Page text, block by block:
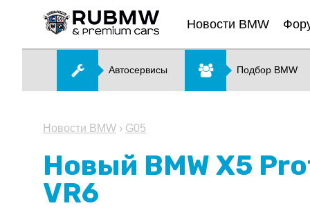
Новости BMW
Автосервисы Подбор BMW
Новости BMW › G05
Новый BMW X5
VR6